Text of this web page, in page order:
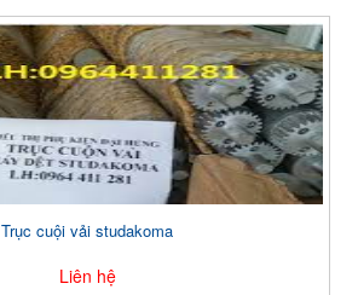
Trục cuội vải studakoma
Liên hệ